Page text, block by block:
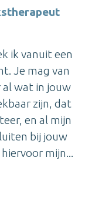
ik vanuit een
Je mag van
wat in jouw
zijn, dat
en al mijn
bij jouw
mijn...